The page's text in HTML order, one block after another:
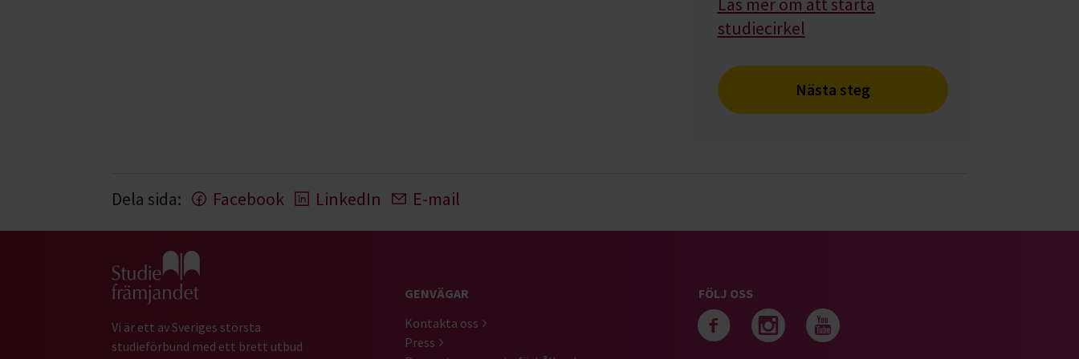
studiecirkel
Nästa steg
Dela sida: Facebook LinkedIn E-mail
Gå till studiefrämjandets startsida
Vi är ett av Sveriges största
studieförbund med ett brett utbud
GENVÄGAR
Kontakta oss
Press
FÖLJ OSS
Följ oss på facebook
Följ oss på instagram
Följ oss på youtube